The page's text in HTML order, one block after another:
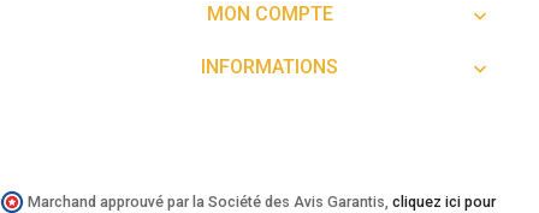
MON COMPTE 
INFORMATIONS 
Marchand approuvé par la Société des Avis Garantis, cliquez ici pour